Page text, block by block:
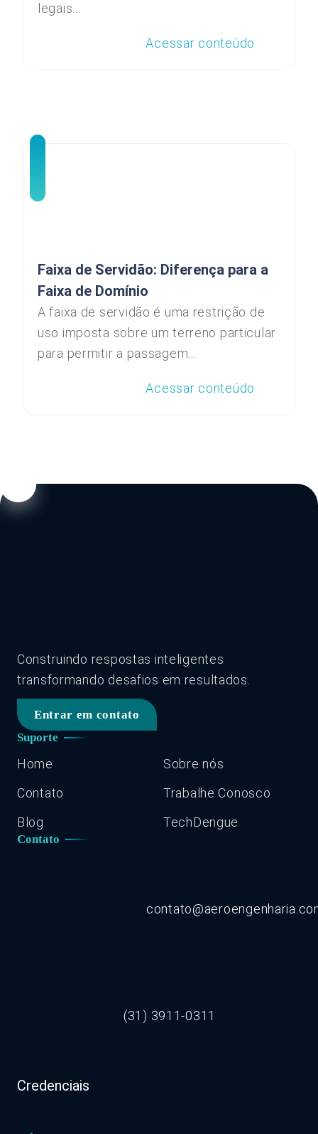
legais...
Acessar conteúdo
Faixa de Servidão: Diferença para a
Faixa de Domínio
A faixa de servidão é uma restrição de
uso imposta sobre um terreno particular
para permitir a passagem...
Acessar conteúdo
Construindo respostas inteligentes
transformando desafios em resultados.
Entrar em contato
Suporte
Home
Sobre nós
Contato
Trabalhe Conosco
Blog
TechDengue
Contato
(31) 3911-0311
Credenciais